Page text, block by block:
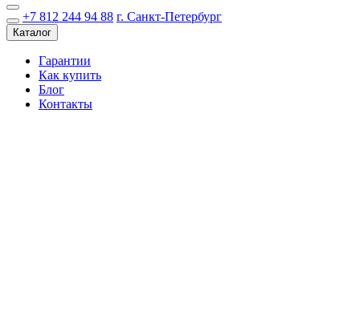
+7 812 244 94 88 г. Санкт-Петербург
Каталог
Гарантии
Как купить
Блог
Контакты